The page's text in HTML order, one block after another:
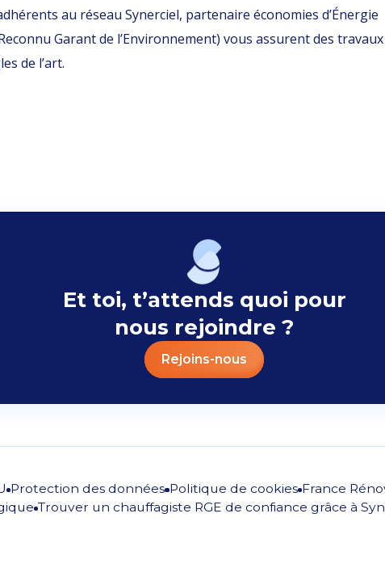
au réseau Synerciel, partenaire économies d’Énergie
Garant de l’Environnement) vous assurent des travaux
de l’art.
Et toi, t’attends quoi pour
nous rejoindre ?
Rejoins-nous
Protection des données Politique de cookies France
Trouver un chauffagiste RGE de confiance grâce à